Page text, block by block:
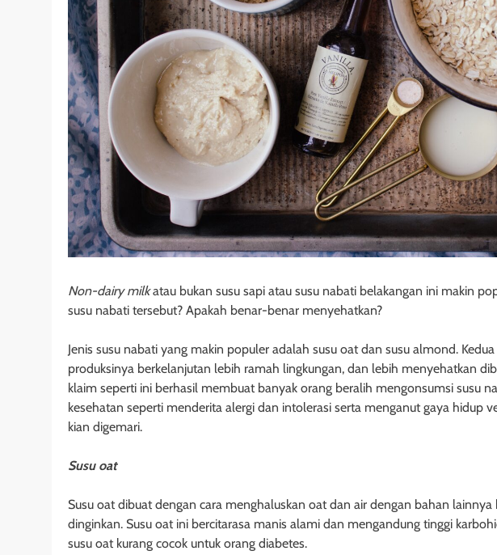
Non-dairy milkatau bukan susu sapi atau susu nabati belakangan ini makin
susu nabati tersebut? Apakah benar-benar menyehatkan?
Jenis susu nabati yang makin populer adalah susu oat dan susu almond.
produksinya berkelanjutan lebih ramah lingkungan, dan lebih menyehatkan
klaim seperti ini berhasil membuat banyak orang beralih mengonsumsi susu
kesehatan seperti menderita alergi dan intolerasi serta menganut gaya hidup
kian digemari.
Susu oat
Susu oat dibuat dengan cara menghaluskan oat dan air dengan bahan
dinginkan. Susu oat ini bercitarasa manis alami dan mengandung tinggi
susu oat kurang cocok untuk orang diabetes.